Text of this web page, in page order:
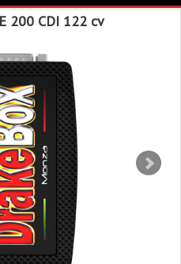
200 CDI 122 cv